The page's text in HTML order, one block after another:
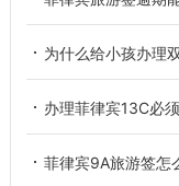
为什么给小孩办理
办理菲律宾13C必
菲律宾9A旅游签怎